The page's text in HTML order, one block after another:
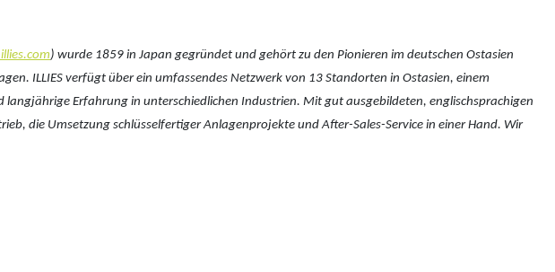
) wurde 1859 in Japan gegründet und gehört zu den Pionieren im deutschen Ostasien
ILLIES verfügt über ein umfassendes Netzwerk von 13 Standorten in Ostasien, einem
Erfahrung in unterschiedlichen Industrien. Mit gut ausgebildeten, englischsprachigen
die Umsetzung schlüsselfertiger Anlagenprojekte und After-Sales-Service in einer Hand. Wir